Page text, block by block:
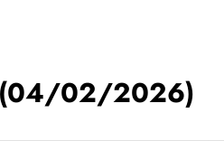
(04/02/2026)